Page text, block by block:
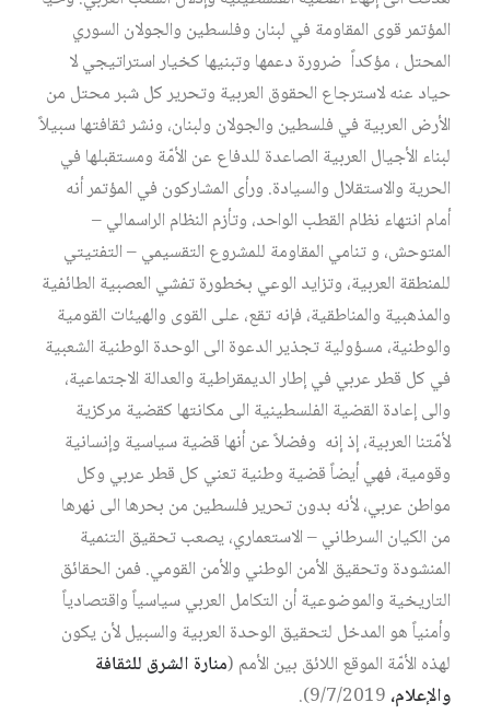
المؤتمر قوى المقاومة في لبنان وفلسطين والجولان السوري
المحتل ، مؤكداً ضرورة دعمها وتبنيها كخيار استراتيجي لا
حياد عنه لاسترجاع الحقوق العربية وتحرير كل شبر محتل من
الأرض العربية في فلسطين والجولان ولبنان، ونشر ثقافتها سبيلاً
لبناء الأجيال العربية الصاعدة للدفاع عن الأمّة ومستقبلها في
الحرية والاستقلال والسيادة. ورأى المشاركون في المؤتمر أنه
أمام انتهاء نظام القطب الواحد، وتأزم النظام الراسمالي –
المتوحش، و تنامي المقاومة للمشروع التقسيمي – التفتيتي
للمنطقة العربية، وتزايد الوعي بخطورة تفشي العصبية الطائفية
والمذهبية والمناطقية، فإنه تقع، على القوى والهيئات القومية
والوطنية، مسؤولية تجذير الدعوة الى الوحدة الوطنية الشعبية
في كل قطر عربي في إطار الديمقراطية والعدالة الاجتماعية،
والى إعادة القضية الفلسطينية الى مكانتها كقضية مركزية
لأمّتنا العربية، إذ إنه وفضلاً عن أنها قضية سياسية وإنسانية
وقومية، فهي أيضاً قضية وطنية تعني كل قطر عربي وكل
مواطن عربي، لأنه بدون تحرير فلسطين من بحرها الى نهرها
من الكيان السرطاني – الاستعماري، يصعب تحقيق التنمية
المنشودة وتحقيق الأمن الوطني والأمن القومي. فمن الحقائق
التاريخية والموضوعية أن التكامل العربي سياسياً واقتصادياً
وأمنياً هو المدخل لتحقيق الوحدة العربية والسبيل لأن يكون
لهذه الأمّة الموقع اللائق بين الأمم (منارة الشرق للثقافة
والإعلام،